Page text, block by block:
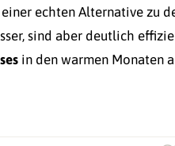
echten Alternative zu
sind aber deutlich
in den warmen Monaten